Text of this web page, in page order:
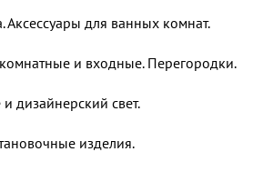
Аксессуары для ванных комнат.
и входные. Перегородки.
дизайнерский свет.
изделия.